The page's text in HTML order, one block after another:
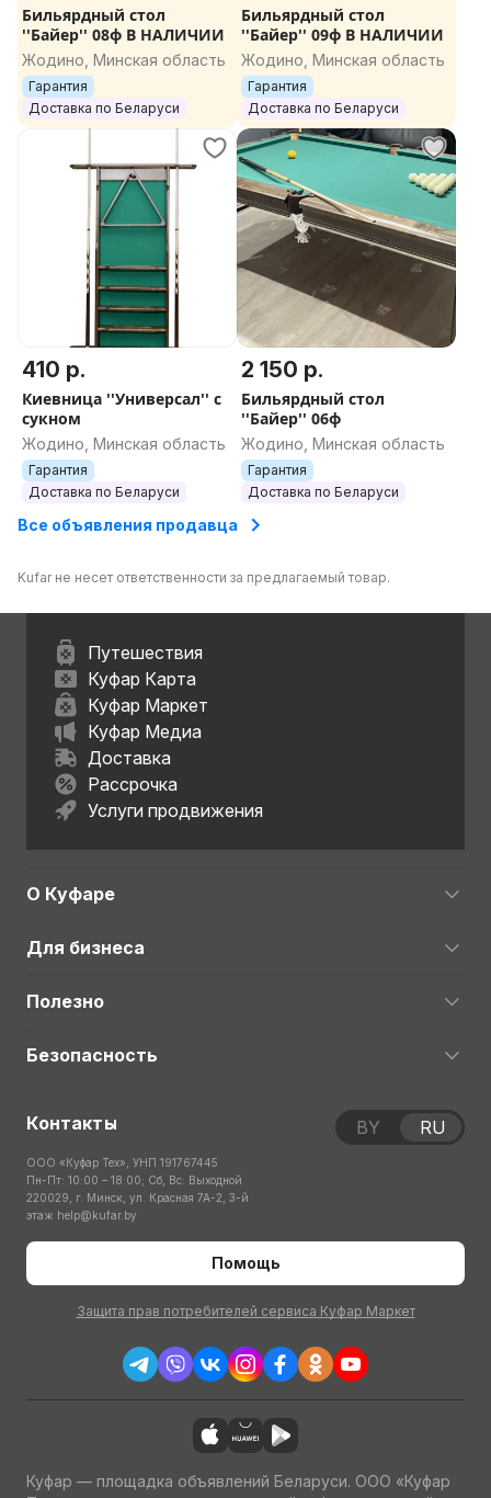
Бильярдный стол
''Байер'' 08ф В НАЛИЧИИ
Жодино, Минская область
Гарантия
Доставка по Беларуси
Бильярдный стол
''Байер'' 09ф В НАЛИЧИИ
Жодино, Минская область
Гарантия
Доставка по Беларуси
410 р.
Киевница ''Универсал'' с
сукном
Жодино, Минская область
Гарантия
Доставка по Беларуси
2 150 р.
Бильярдный стол
''Байер'' 06ф
Жодино, Минская область
Гарантия
Доставка по Беларуси
Все объявления продавца
Kufar не несет ответственности за предлагаемый товар.
Путешествия
Куфар Карта
Куфар Маркет
Куфар Медиа
Доставка
Рассрочка
Услуги продвижения
О Куфаре
Для бизнеса
Полезно
Безопасность
Контакты
ООО «Куфар Тех», УНП 191767445
Пн-Пт: 10:00 – 18:00; Сб, Вс: Выходной
220029, г. Минск, ул. Красная 7А-2, 3-й
этаж help@kufar.by
Помощь
Защита прав потребителей сервиса Куфар Маркет
BY RU
Куфар — площадка объявлений Беларуси. ООО «Куфар